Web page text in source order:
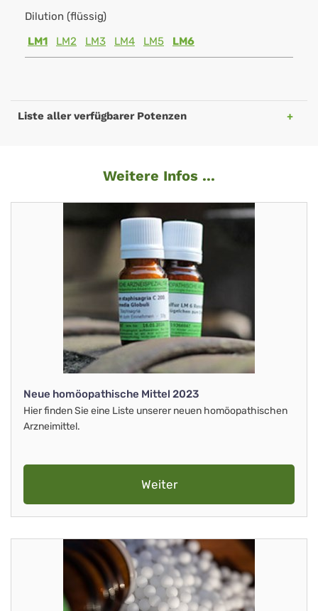
Dilution (flüssig)
LM1
LM2 LM3 LM4 LM5 LM6
Liste aller verfügbarer Potenzen
Weitere Infos ...
Neue homöopathische Mittel 2023
Hier finden Sie eine Liste unserer neuen homöopathischen
Arzneimittel.
Weiter